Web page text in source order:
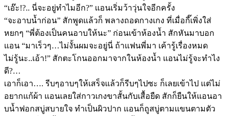
“เอ๊ะ!?.. นี่จะอยู่ทำไมอีก?” แอนเริ่มว้าวุ่นใจอีกครั้ง
“จะอาบน้ำก่อน” สักพูดแล้วก็ พลางถอดกางเกง ที่เมื่อกี๊เพิ่งใส่
หยกๆ “พี่ต้องเป็นคนอาบให้นะ” ก่อนเข้าห้องน้ำ สักหันมาบอก
แอน “มาเร็วๆ…ไม่งั้นผมจะอยู่นี่ ถ้าแฟนพี่มา เค้ารู้เรื่องหมด
ไม่รู้นะ..เอ้า!” สักตะโกนออกมาจากในห้องน้ำ แอนไม่รู้จะทำไง
ดี?…
เอาก็เอา…. รีบๆอาบๆให้เสร็จแล้วก็รีบๆไปซะ ก็เลยเข้าไป แต่ไม่
อยากแก้ผ้า แอนเลยใส่กาวเกงขาสั้นกับเสื้อยืด สักก็ยืนให้แอนอา
บน้ำฟอกสบู่สบายใจ ทำเป็นผิวปาก แอนก็ถูสบู่ตามแขนตามตัว